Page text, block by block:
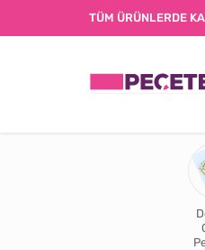
TÜM ÜRÜNLERDE